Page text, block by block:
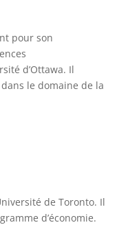
pour son
d’Ottawa. Il
le domaine de la
de Toronto. Il
d’économie.